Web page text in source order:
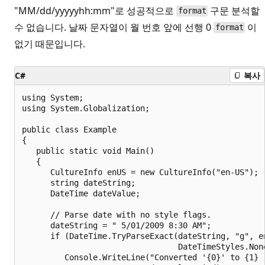
"MM/dd/yyyyyhh:mm"로 성공적으로 format 구문 분석할
수 없습니다. 날짜 문자열이 월 번호 앞에 선행 0 format 이
없기 때문입니다.
C# 복사
using System;
using System.Globalization;
public class Example
{
   public static void Main()
   {
      CultureInfo enUS = new CultureInfo("en-US");
      string dateString;
      DateTime dateValue;
      // Parse date with no style flags.
      dateString = " 5/01/2009 8:30 AM";
if (DateTime.TryParseExact(dateString, "g",
Console.WriteLine("Converted '{0}' to {1}